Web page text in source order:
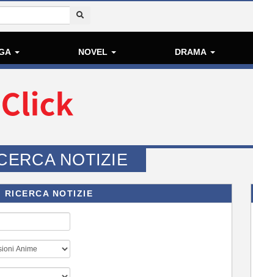
NOVEL DRAMA
NOTIZIE
RICERCA NOTIZIE